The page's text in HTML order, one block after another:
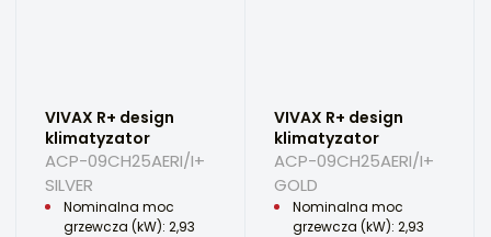
VIVAX R+ design
klimatyzator
ACP-09CH25AERI/I+
SILVER
Nominalna moc
grzewcza (kW): 2,93
VIVAX R+ design
klimatyzator
ACP-09CH25AERI/I+
GOLD
Nominalna moc
grzewcza (kW): 2,93